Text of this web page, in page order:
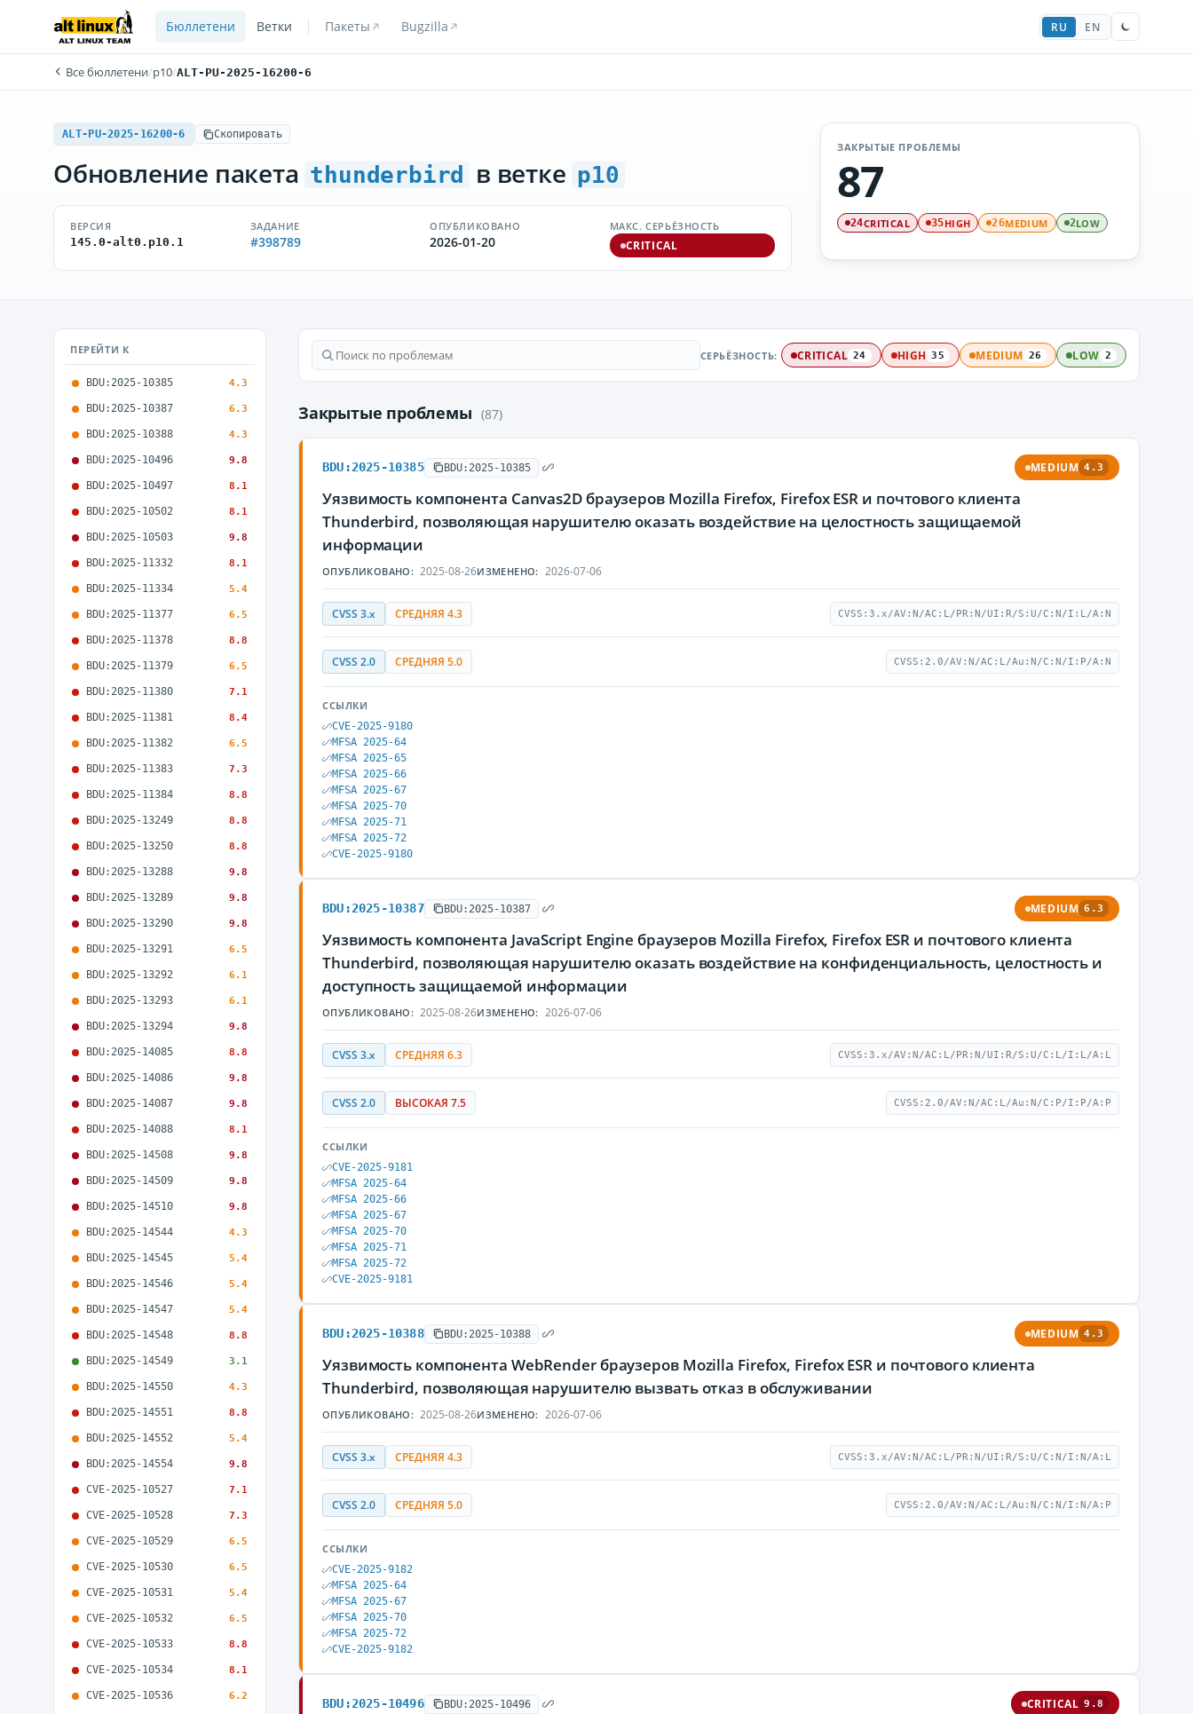
Бюллетени Ветки Пакеты Bugzilla RU EN
Все бюллетени/p10/ALT-PU-2025-16200-6
ALT-PU-2025-16200-6 Скопировать
Обновление пакета thunderbird в ветке p10
ВЕРСИЯ
145.0-alt0.p10.1
ЗАДАНИЕ
#398789
ОПУБЛИКОВАНО
2026-01-20
МАКС. СЕРЬЁЗНОСТЬ
CRITICAL
ЗАКРЫТЫЕ ПРОБЛЕМЫ
87
24CRITICAL 35HIGH 26MEDIUM 2LOW
ПЕРЕЙТИ К
BDU:2025-10385 4.3
BDU:2025-10387 6.3
BDU:2025-10388 4.3
BDU:2025-10496 9.8
BDU:2025-10497 8.1
BDU:2025-10502 8.1
BDU:2025-10503 9.8
BDU:2025-11332 8.1
BDU:2025-11334 5.4
BDU:2025-11377 6.5
BDU:2025-11378 8.8
BDU:2025-11379 6.5
BDU:2025-11380 7.1
BDU:2025-11381 8.4
BDU:2025-11382 6.5
BDU:2025-11383 7.3
BDU:2025-11384 8.8
BDU:2025-13249 8.8
BDU:2025-13250 8.8
BDU:2025-13288 9.8
BDU:2025-13289 9.8
BDU:2025-13290 9.8
BDU:2025-13291 6.5
BDU:2025-13292 6.1
BDU:2025-13293 6.1
BDU:2025-13294 9.8
BDU:2025-14085 8.8
BDU:2025-14086 9.8
BDU:2025-14087 9.8
BDU:2025-14088 8.1
BDU:2025-14508 9.8
BDU:2025-14509 9.8
BDU:2025-14510 9.8
BDU:2025-14544 4.3
BDU:2025-14545 5.4
BDU:2025-14546 5.4
BDU:2025-14547 5.4
BDU:2025-14548 8.8
BDU:2025-14549 3.1
BDU:2025-14550 4.3
BDU:2025-14551 8.8
BDU:2025-14552 5.4
BDU:2025-14554 9.8
CVE-2025-10527 7.1
CVE-2025-10528 7.3
CVE-2025-10529 6.5
CVE-2025-10530 6.5
CVE-2025-10531 5.4
CVE-2025-10532 6.5
CVE-2025-10533 8.8
CVE-2025-10534 8.1
CVE-2025-10536 6.2
СЕРЬЁЗНОСТЬ: CRITICAL 24 HIGH 35 MEDIUM 26 LOW 2
Закрытые проблемы (87)
BDU:2025-10385 BDU:2025-10385 MEDIUM 4.3
Уязвимость компонента Canvas2D браузеров Mozilla Firefox, Firefox ESR и почтового клиента
Thunderbird, позволяющая нарушителю оказать воздействие на целостность защищаемой
информации
ОПУБЛИКОВАНО: 2025-08-26ИЗМЕНЕНО: 2026-07-06
CVSS 3.x СРЕДНЯЯ 4.3 CVSS:3.x/AV:N/AC:L/PR:N/UI:R/S:U/C:N/I:L/A:N
CVSS 2.0 СРЕДНЯЯ 5.0 CVSS:2.0/AV:N/AC:L/Au:N/C:N/I:P/A:N
ССЫЛКИ
CVE-2025-9180
MFSA 2025-64
MFSA 2025-65
MFSA 2025-66
MFSA 2025-67
MFSA 2025-70
MFSA 2025-71
MFSA 2025-72
CVE-2025-9180
BDU:2025-10387 BDU:2025-10387 MEDIUM 6.3
Уязвимость компонента JavaScript Engine браузеров Mozilla Firefox, Firefox ESR и почтового клиента
Thunderbird, позволяющая нарушителю оказать воздействие на конфиденциальность, целостность и
доступность защищаемой информации
ОПУБЛИКОВАНО: 2025-08-26ИЗМЕНЕНО: 2026-07-06
CVSS 3.x СРЕДНЯЯ 6.3 CVSS:3.x/AV:N/AC:L/PR:N/UI:R/S:U/C:L/I:L/A:L
CVSS 2.0 ВЫСОКАЯ 7.5 CVSS:2.0/AV:N/AC:L/Au:N/C:P/I:P/A:P
ССЫЛКИ
CVE-2025-9181
MFSA 2025-64
MFSA 2025-66
MFSA 2025-67
MFSA 2025-70
MFSA 2025-71
MFSA 2025-72
CVE-2025-9181
BDU:2025-10388 BDU:2025-10388 MEDIUM 4.3
Уязвимость компонента WebRender браузеров Mozilla Firefox, Firefox ESR и почтового клиента
Thunderbird, позволяющая нарушителю вызвать отказ в обслуживании
ОПУБЛИКОВАНО: 2025-08-26ИЗМЕНЕНО: 2026-07-06
CVSS 3.x СРЕДНЯЯ 4.3 CVSS:3.x/AV:N/AC:L/PR:N/UI:R/S:U/C:N/I:N/A:L
CVSS 2.0 СРЕДНЯЯ 5.0 CVSS:2.0/AV:N/AC:L/Au:N/C:N/I:N/A:P
ССЫЛКИ
CVE-2025-9182
MFSA 2025-64
MFSA 2025-67
MFSA 2025-70
MFSA 2025-72
CVE-2025-9182
BDU:2025-10496 BDU:2025-10496 CRITICAL 9.8